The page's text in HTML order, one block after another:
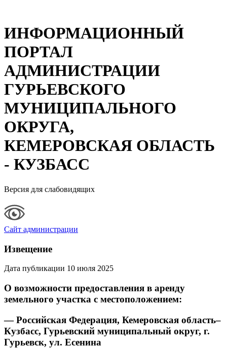
ИНФОРМАЦИОННЫЙ
ПОРТАЛ
АДМИНИСТРАЦИИ
ГУРЬЕВСКОГО
МУНИЦИПАЛЬНОГО
ОКРУГА,
КЕМЕРОВСКАЯ ОБЛАСТЬ
- КУЗБАСС
Версия для слабовидящих
Сайт администрации
Извещение
Дата публикации 10 июля 2025
О возможности предоставления в аренду
земельного участка с местоположением:
— Российская Федерация, Кемеровская область–
Кузбасс, Гурьевский муниципальный округ, г.
Гурьевск, ул. Есенина